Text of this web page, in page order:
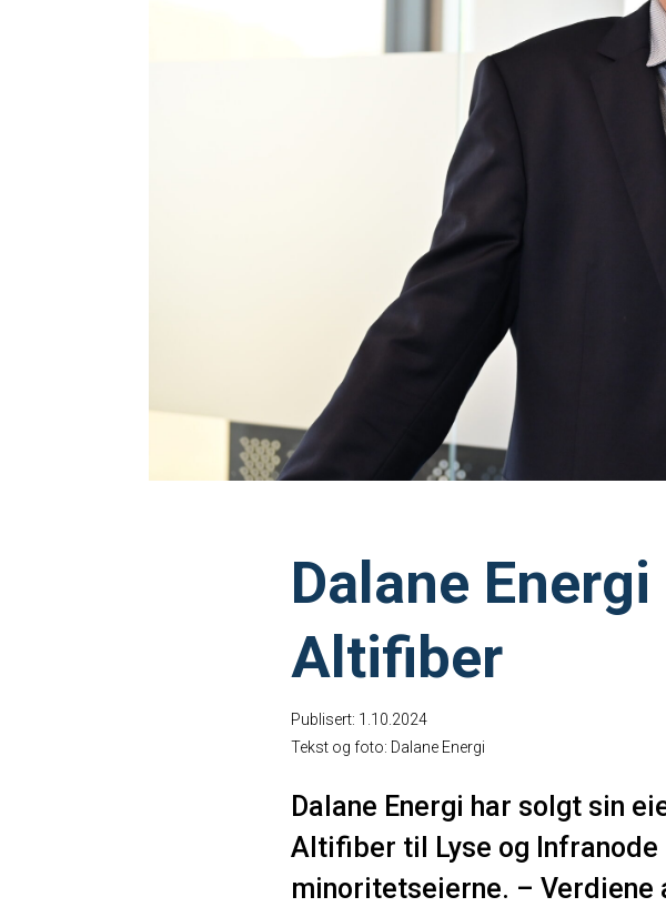
Dalane
Altifiber
Publisert: 1.10.2024
Tekst og foto: Dalane Energi
Dalane Energi har solgt sin
Altifiber til Lyse og
minoritetseierne. –